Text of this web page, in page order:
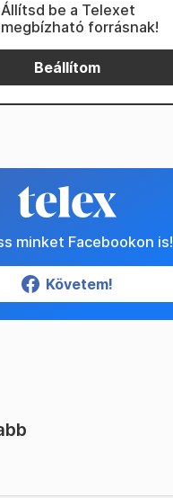
Állítsd be a Telexet
megbízható forrásnak!
Beállítom
minket Facebookon is!
Követem!